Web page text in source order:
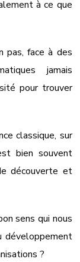
à ce que
face à des
jamais
pour trouver
classique, sur
bien souvent
découverte et
sens qui nous
développement
?